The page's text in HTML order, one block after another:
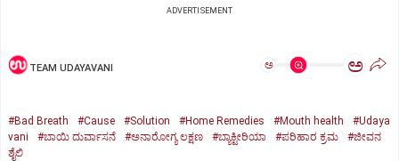
ADVERTISEMENT
TEAM UDAYAVANI ಅ ಅ
#Bad Breath #Cause #Solution #Home Remedies #Mouth health
#Udaya
vani
#ಬಾಯಿ ದುರ್ವಾಸನೆ #ಅನಾರೋಗ್ಯ ಲಕ್ಷಣ #ಬ್ಯಾಕ್ಟೀರಿಯಾ #ಪರಿಹಾರ ಕ್ರಮ
#ಜೀವನ
ಶೈಲಿ